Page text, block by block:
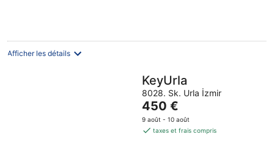
Afficher les détails
KeyUrla
8028. Sk. Urla İzmir
Le
prix
est
450 €
9 août - 10 août
taxes et frais compris